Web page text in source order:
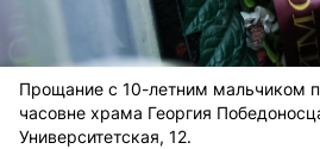
Прощание с 10-летним мальчиком
часовне храма Георгия
Университетская, 12.